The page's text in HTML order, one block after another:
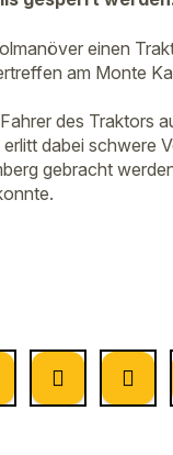
einen
am Monte
des Traktors
dabei schwere
gebracht